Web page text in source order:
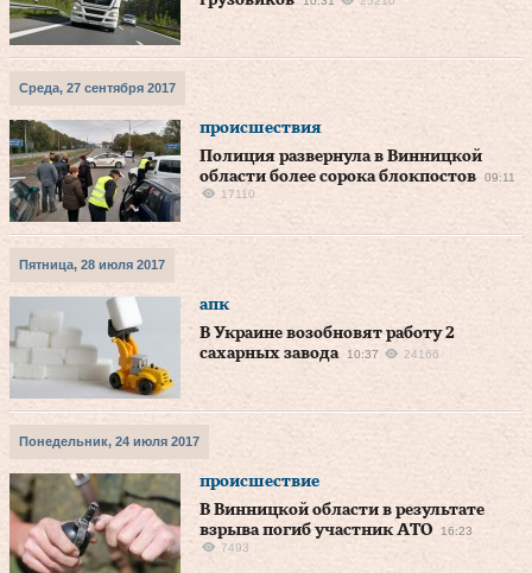
Среда, 27 сентября 2017
происшествия
Полиция развернула в Винницкой
области более сорока блокпостов
09:11
17110
Пятница, 28 июля 2017
апк
В Украине возобновят работу 2
сахарных завода
10:37 24166
Понедельник, 24 июля 2017
происшествие
В Винницкой области в результате
взрыва погиб участник АТО
16:23
7493